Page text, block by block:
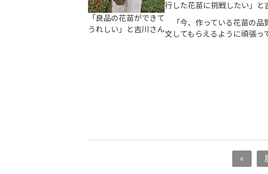
「良品の花苗ができて
うれしい」と吉川さん
行した花苗に挑戦したい」と
「今、作っている花苗の品
文してもらえるように頑張っ
«